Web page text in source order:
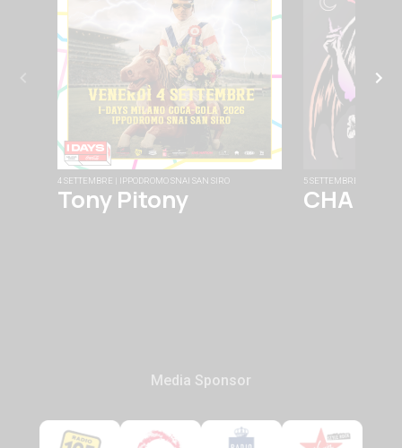
4 SETTEMBRE | IPPODROMO SNAI SAN SIRO
Tony Pitony
5 SETTEMBRE |
Media Sponsor